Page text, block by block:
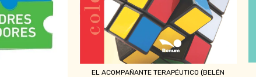
EL ACOMPAÑANTE TERAPÉUTICO (BELÉN